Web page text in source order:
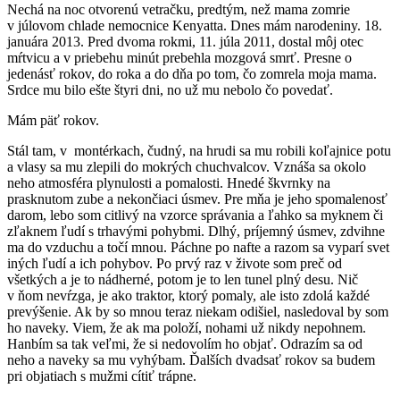
Nechá na noc otvorenú vetračku, predtým, než mama zomrie
v júlovom chlade nemocnice Kenyatta. Dnes mám narodeniny. 18.
januára 2013. Pred dvoma rokmi, 11. júla 2011, dostal môj otec
mŕtvicu a v priebehu minút prebehla mozgová smrť. Presne o
jedenásť rokov, do roka a do dňa po tom, čo zomrela moja mama.
Srdce mu bilo ešte štyri dni, no už mu nebolo čo povedať.
Mám päť rokov.
Stál tam, v montérkach, čudný, na hrudi sa mu robili koľajnice potu
a vlasy sa mu zlepili do mokrých chuchvalcov. Vznáša sa okolo
neho atmosféra plynulosti a pomalosti. Hnedé škvrnky na
prasknutom zube a nekončiaci úsmev. Pre mňa je jeho spomalenosť
darom, lebo som citlivý na vzorce správania a ľahko sa myknem či
zľaknem ľudí s trhavými pohybmi. Dlhý, príjemný úsmev, zdvihne
ma do vzduchu a točí mnou. Páchne po nafte a razom sa vyparí svet
iných ľudí a ich pohybov. Po prvý raz v živote som preč od
všetkých a je to nádherné, potom je to len tunel plný desu. Nič
v ňom nevŕzga, je ako traktor, ktorý pomaly, ale isto zdolá každé
prevýšenie. Ak by so mnou teraz niekam odišiel, nasledoval by som
ho naveky. Viem, že ak ma položí, nohami už nikdy nepohnem.
Hanbím sa tak veľmi, že si nedovolím ho objať. Odrazím sa od
neho a naveky sa mu vyhýbam. Ďalších dvadsať rokov sa budem
pri objatiach s mužmi cítiť trápne.